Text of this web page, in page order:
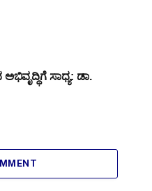
ಸಾಧ್ಯ: ಡಾ.